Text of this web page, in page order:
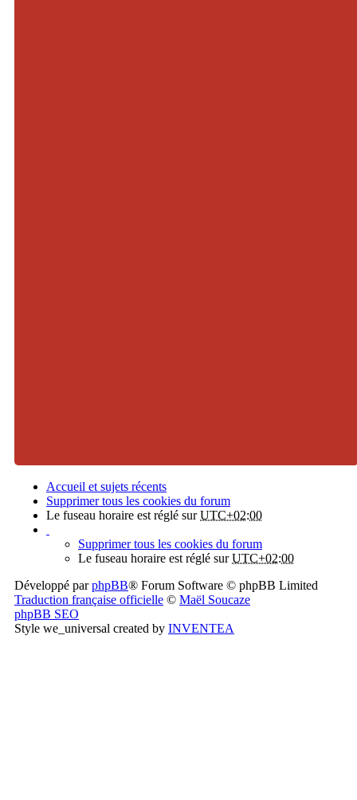
Accueil et sujets récents
Supprimer tous les cookies du forum
Le fuseau horaire est réglé surUTC+02:00
Supprimer tous les cookies du forum
Le fuseau horaire est réglé surUTC+02:00
Développé parphpBB® Forum Software © phpBB Limited
Traduction française officielle © Maël Soucaze
phpBB SEO
Style we_universal created by INVENTEA